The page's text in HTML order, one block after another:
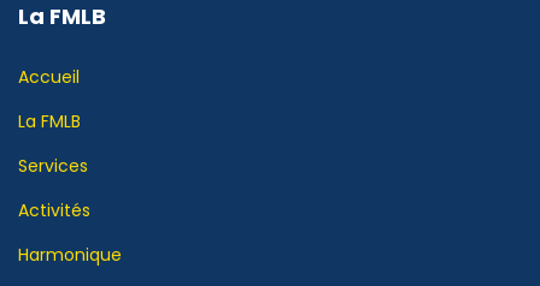
La FMLB
Accueil
La FMLB
Services
Activités
Harmonique